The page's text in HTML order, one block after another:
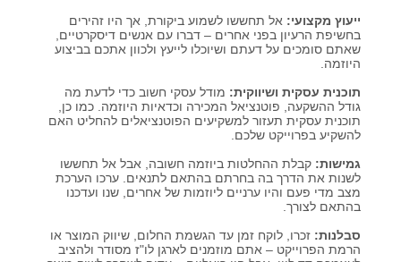
ייעוץ מקצועי: אל תחששו לשמוע ביקורת, אך היו זהירים
בחשיפת הרעיון בפני אחרים – דברו עם אנשים דיסקרטיים,
שאתם סומכים על דעתם ושיוכלו לייעץ ולכוון אתכם בביצוע
היוזמה.
תוכנית עסקית ושיווקית: מודל עסקי חשוב כדי לדעת מה
גודל ההשקעה, פוטנציאל המכירה וכדאיות היוזמה. כמו כן,
תוכנית עסקית תעזור למשקיעים הפוטנציאלים להחליט האם
להשקיע בפרוייקט שלכם.
גמישות: קבלת ההחלטות ביוזמה חשובה, אבל אל תחששו
לשנות את הדרך בה בחרתם בהתאם לתנאים. ערכו הערכת
מצב מדי פעם והיו ערניים ליוזמות של אחרים, שנו ועדכנו
בהתאם לצורך.
סבלנות: זכרו, לוקח זמן עד הגשמת החלום, שיווק המוצר או
הרמת הפרוייקט – אתם מוזמנים לארגן לו"ז מסודר ולהציב